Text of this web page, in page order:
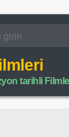
tarihli